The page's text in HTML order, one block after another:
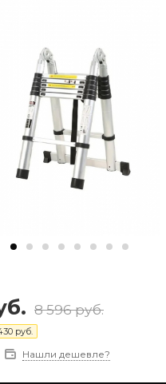
8 596руб.
руб.
Нашли дешевле?